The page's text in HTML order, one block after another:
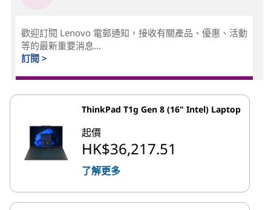
歡迎訂閱 Lenovo 電郵通知，接收有關產品、優惠、活動
等的最新重要消息...
訂閱 >
ThinkPad T1g Gen 8 (16" Intel) Laptop
起價
HK$36,217.51
了解更多